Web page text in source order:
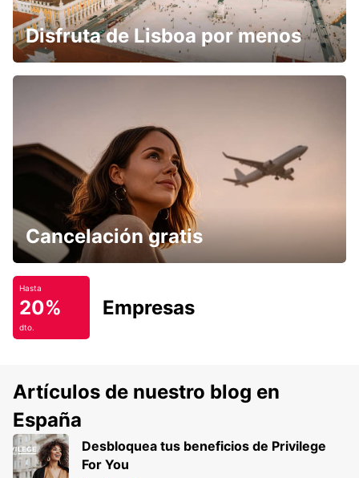
Disfruta de Lisboa por menos
Cancelación gratis
Hasta
20%
dto.
Empresas
Artículos de nuestro blog en
España
Desbloquea tus beneficios de Privilege
For You